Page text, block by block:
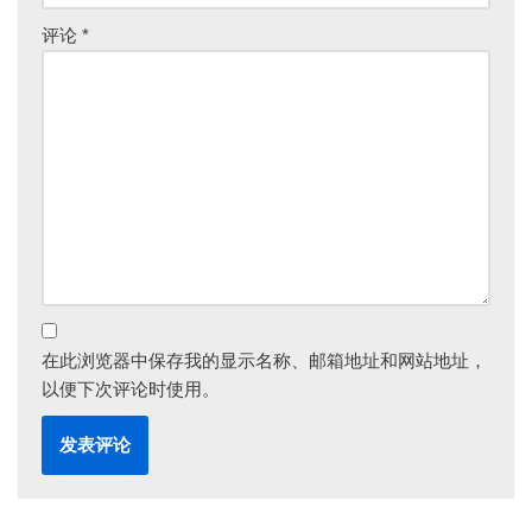
评论 *
在此浏览器中保存我的显示名称、邮箱地址和网站地址，
以便下次评论时使用。